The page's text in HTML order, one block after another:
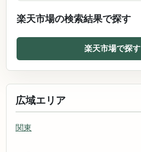
楽天市場の検索結果で探す
楽天市場で探す
広域エリア
関東